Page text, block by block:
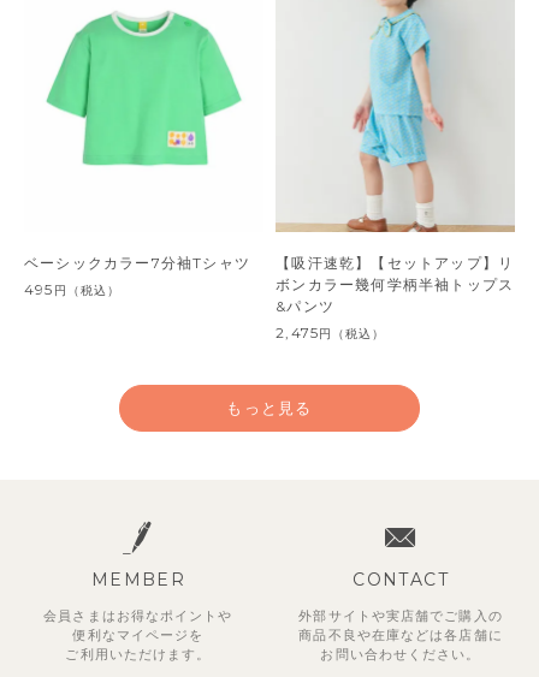
ベーシックカラー7分袖Tシャツ
495 円 （税込）
【吸汗速乾】【セットアップ】リ
ボンカラー幾何学柄半袖トップス
&パンツ
2,475円 （税込）
もっと見る
MEMBER
会員さまはお得なポイントや
便利な マイページを
ご利用いただけます。
CONTACT
外部サイトや実店舗でご購入の
商品不良や在庫などは各店舗に
お問い合わせください。